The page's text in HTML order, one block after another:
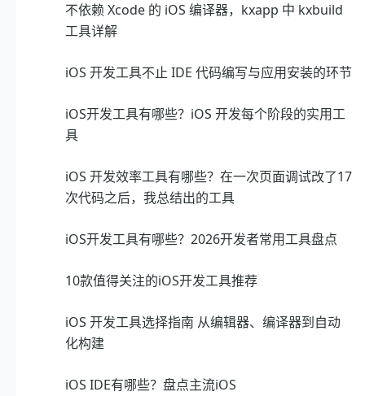
不依赖 Xcode 的 iOS 编译器，kxapp 中 kxbuild
工具详解
iOS 开发工具不止 IDE 代码编写与应用安装的环节
iOS开发工具有哪些？iOS 开发每个阶段的实用工
具
iOS 开发效率工具有哪些？在一次页面调试改了17
次代码之后，我总结出的工具
iOS开发工具有哪些？2026开发者常用工具盘点
10款值得关注的iOS开发工具推荐
iOS 开发工具选择指南 从编辑器、编译器到自动
化构建
iOS IDE有哪些？盘点主流iOS